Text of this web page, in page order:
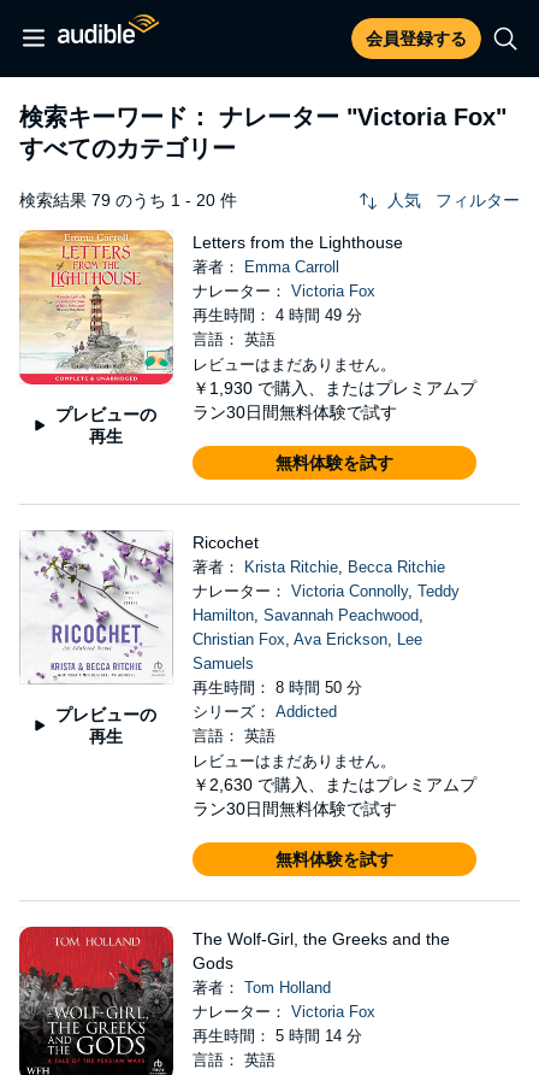
会員登録する
検索キーワード： ナレーター "Victoria Fox"
すべてのカテゴリー
検索結果 79 のうち 1 - 20 件 人気 フィルター
プレビューの
再生
Letters from the Lighthouse
著者：
Emma Carroll
ナレーター： Victoria Fox
再生時間： 4 時間 49 分
言語： 英語
レビューはまだありません。
￥1,930 で購入、またはプレミアムプ
ラン30日間無料体験で試す
無料体験を試す
プレビューの
再生
Ricochet
著者： Krista Ritchie, Becca Ritchie
ナレーター： Victoria Connolly, Teddy
Hamilton, Savannah Peachwood,
Christian Fox, Ava Erickson, Lee
Samuels
再生時間： 8 時間 50 分
シリーズ： Addicted
言語： 英語
レビューはまだありません。
￥2,630 で購入、またはプレミアムプ
ラン30日間無料体験で試す
無料体験を試す
The Wolf-Girl, the Greeks and the
Gods
著者： Tom Holland
ナレーター： Victoria Fox
再生時間： 5 時間 14 分
言語： 英語